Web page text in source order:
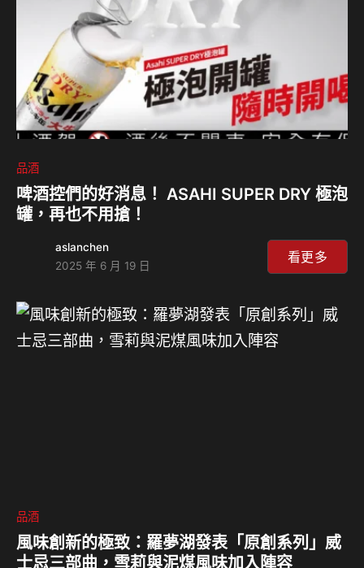
可能的「究極梅酒」：你就是首席調酒師 如果你平常只是在
便利商店買現…
品酒
啤酒控們的好消息！ ASAHI SUPER DRY 極泡
罐，再也不用搶！
aslanchen
2025 年 6 月 19 日
看更多
品酒
風味創新的極致：羅夢湖發表「原創系列」威
士忌三部曲，雪莉與泥煤風味加入陣容